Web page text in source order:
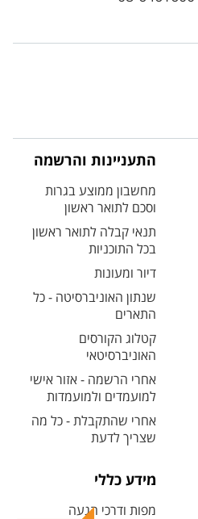
התעניינות והרשמה
מחשבון ממוצע בגרות
וסכם לתואר ראשון
תנאי קבלה לתואר ראשון
בכל התוכניות
דיור ומעונות
שנתון האוניברסיטה - כל
התארים
קטלוג הקורסים
האוניברסיטאי
אחרי הרשמה - אזור אישי
למועמדים ולמועמדות
אחרי שהתקבלת - כל מה
שצריך לדעת
מידע כללי
מפות ודרכי הגעה